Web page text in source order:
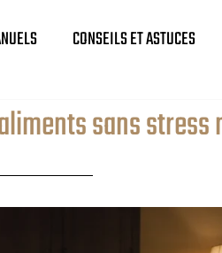
CONSEILS ET ASTUCES
sans stress